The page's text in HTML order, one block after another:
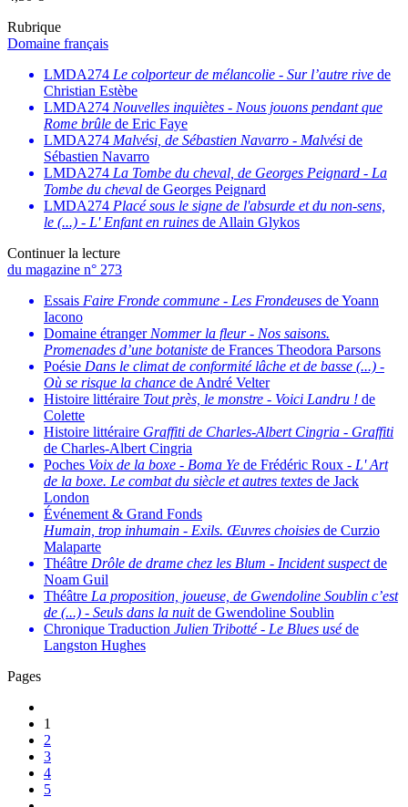
Rubrique
Domaine français
LMDA274 Le colporteur de mélancolie - Sur l’autre rive de
Christian Estèbe
LMDA274 Nouvelles inquiètes - Nous jouons pendant que
Rome brûle de Eric Faye
LMDA274 Malvési, de Sébastien Navarro - Malvési de
Sébastien Navarro
LMDA274 La Tombe du cheval, de Georges Peignard - La
Tombe du cheval de Georges Peignard
LMDA274 Placé sous le signe de l'absurde et du non-sens,
le (...) - L' Enfant en ruines de Allain Glykos
Continuer la lecture
du magazine n° 273
Essais Faire Fronde commune - Les Frondeuses de Yoann
Iacono
Domaine étranger Nommer la fleur - Nos saisons.
Promenades d’une botaniste de Frances Theodora Parsons
Poésie Dans le climat de conformité lâche et de basse (...) -
Où se risque la chance de André Velter
Histoire littéraire Tout près, le monstre - Voici Landru ! de
Colette
Histoire littéraire Graffiti de Charles-Albert Cingria - Graffiti
de Charles-Albert Cingria
Poches Voix de la boxe - Boma Ye de Frédéric Roux - L' Art
de la boxe. Le combat du siècle et autres textes de Jack
London
Événement & Grand Fonds
Humain, trop inhumain - Exils. Œuvres choisies de Curzio
Malaparte
Théâtre Drôle de drame chez les Blum - Incident suspectde
Noam Guil
Théâtre La proposition, joueuse, de Gwendoline Soublin c’est
de (...) - Seuls dans la nuitde Gwendoline Soublin
Chronique Traduction Julien Tribotté - Le Blues uséde
Langston Hughes
Pages
1
2
3
4
5